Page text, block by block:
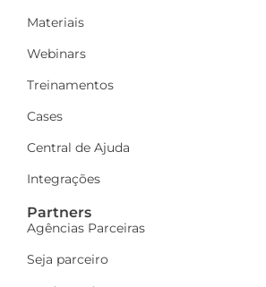
Materiais
Webinars
Treinamentos
Cases
Central de Ajuda
Integrações
Partners
Agências Parceiras
Seja parceiro